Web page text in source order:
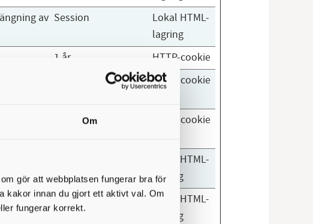
Om
gör att webbplatsen fungerar bra för
kakor innan du gjort ett aktivt val. Om
fungerar korrekt.
av Session
Lokal HTML-
lagring
1 år
HTTP-cookie
HTTP-cookie
där
30 dagar HTTP-cookie
Lokal HTML-
lagring
där
Session
Lokal HTML-
lagring